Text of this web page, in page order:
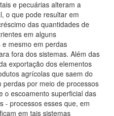
e pecuárias alteram a
o que pode resultar em
das quantidades de
em alguns
mesmo em perdas
fora dos sistemas. Além das
exportação dos elementos
agrícolas que saem do
perdas por meio de processos
o escoamento superficial das
- processos esses que, em
em tais sistemas